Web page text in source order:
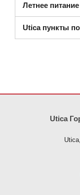
Летнее питание
Utica пункты
Utica